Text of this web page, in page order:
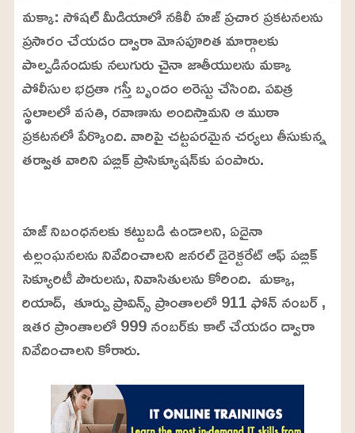
మక్కా: సోషల్ మీడియాలో నకిలీ హజ్ ప్రచార ప్రకటనలను
ప్రసారం చేయడం ద్వారా మోసపూరిత మార్గాలకు
పాల్పడినందుకు నలుగురు చైనా జాతీయులను మక్కా
పోలీసుల భద్రతా గస్తీ బృందం అరెస్టు చేసింది. పవిత్ర
స్థలాలలో వసతి, రవాణాను అందిస్తామని ఆ ముఠా
ప్రకటనలో పేర్కొంది. వారిపై చట్టపరమైన చర్యలు తీసుకున్న
తర్వాత వారిని పబ్లిక్ ప్రాసిక్యూషన్‌కు పంపారు.
U
n
m
u
t
e
a
d
d
:
2
4
.
6
3
%
హజ్ నిబంధనలకు కట్టుబడి ఉండాలని, ఏదైనా
ఉల్లంఘనలను నివేదించాలని జనరల్ డైరెక్టరేట్ ఆఫ్ పబ్లిక్
సెక్యూరిటీ పౌరులను, నివాసితులను కోరింది. మక్కా,
రియాద్, తూర్పు ప్రావిన్స్ ప్రాంతాలలో 911 ఫోన్ నంబర్ ,
ఇతర ప్రాంతాలలో 999 నంబర్‌కు కాల్ చేయడం ద్వారా
నివేదించాలని కోరారు.